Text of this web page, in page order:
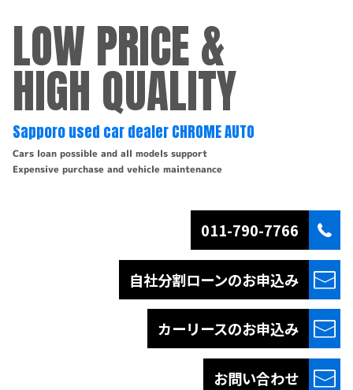
LOW PRICE &
HIGH QUALITY
Sapporo used car dealer CHROME AUTO
Cars loan possible and all models support
Expensive purchase and vehicle maintenance
011-790-7766
自社分割ローンのお申込み
カーリースのお申込み
お問い合わせ